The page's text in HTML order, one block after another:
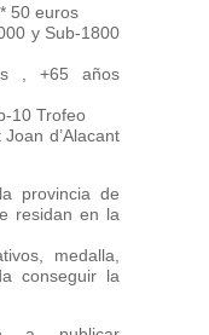
50 euros
y Sub-1800
, +65 años
10 Trofeo
d’Alacant
provincia de
residan en la
medalla,
conseguir la